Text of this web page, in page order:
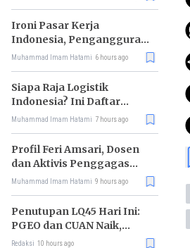
Ironi Pasar Kerja
Indonesia, Pengangguran
Didominasi Lulusan SMK
Muhammad Imam Hatami 6 hours ago
Siapa Raja Logistik
Indonesia? Ini Daftar
Pemimpin Pasarnya
Muhammad Imam Hatami 7 hours ago
Profil Feri Amsari, Dosen
dan Aktivis Penggagas
Kabinet Bayangan
Muhammad Imam Hatami 9 hours ago
Penutupan LQ45 Hari Ini:
PGEO dan CUAN Naik,
MBMA Turun
Redaksi 10 hours ago